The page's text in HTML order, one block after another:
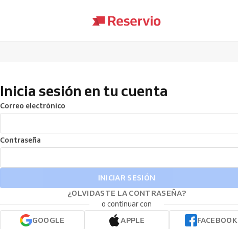
Inicia sesión en tu cuenta
Correo electrónico
Contraseña
INICIAR SESIÓN
¿OLVIDASTE LA CONTRASEÑA?
o continuar con
GOOGLE
APPLE FACEBOOK